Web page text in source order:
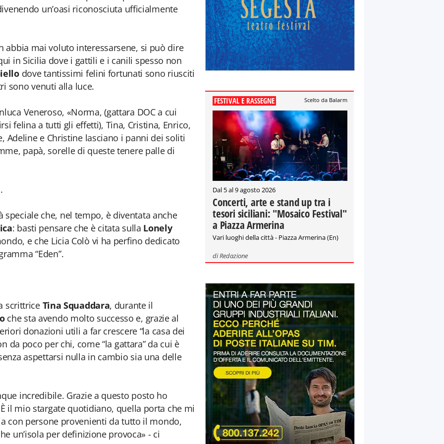
un’oasi riconosciuta ufficialmente
abbia mai voluto interessarsene, si può dire
in Sicilia dove i gattili e i canili spesso non
dove tantissimi felini fortunati sono riusciti
sono venuti alla luce.
Veneroso, «Norma, (gattara DOC a cui
felina a tutti gli effetti), Tina, Cristina, Enrico,
Adeline e Christine lasciano i panni dei soliti
papà, sorelle di queste tenere palle di
che, nel tempo, è diventata anche
: basti pensare che è citata sulla Lonely
e che Licia Colò vi ha perfino dedicato
“Eden”.
scrittrice Tina Squaddara, durante il
che sta avendo molto successo e, grazie al
donazioni utili a far crescere “la casa dei
da poco per chi, come “la gattara” da cui è
aspettarsi nulla in cambio sia una delle
incredibile. Grazie a questo posto ho
il mio stargate quotidiano, quella porta che mi
con persone provenienti da tutto il mondo,
un’isola per definizione provoca» - ci
FESTIVAL E RASSEGNE Scelto da Balarm
Dal 5 al 9 agosto 2026
Concerti, arte e stand up tra i
tesori siciliani: "Mosaico Festival"
a Piazza Armerina
Vari luoghi della città - Piazza Armerina (En)
diRedazione